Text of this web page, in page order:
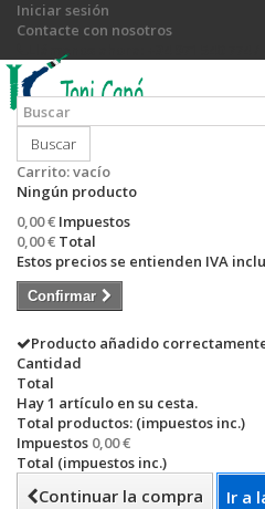
Iniciar sesión
Contacte con nosotros
Llámanos ahora:
Buscar
Carrito:vacío
Ningún producto
0,00 € Impuestos
0,00 € Total
Estos precios se entienden IVA
Confirmar
Producto añadido
Cantidad
Total
Hay 1 artículo en su cesta.
Total productos: (impuestos inc.)
Impuestos 0,00 €
Total (impuestos inc.)
Continuar la compra Ir a